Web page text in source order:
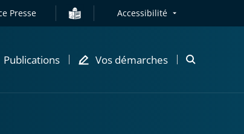
Presse Accessibilité
Publications Vos démarches
Ouvrir